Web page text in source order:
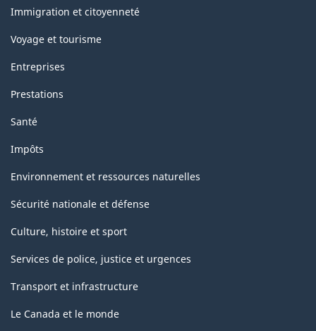
sujets
Immigration et citoyenneté
Voyage et tourisme
Entreprises
Prestations
Santé
Impôts
Environnement et ressources naturelles
Sécurité nationale et défense
Culture, histoire et sport
Services de police, justice et urgences
Transport et infrastructure
Le Canada et le monde